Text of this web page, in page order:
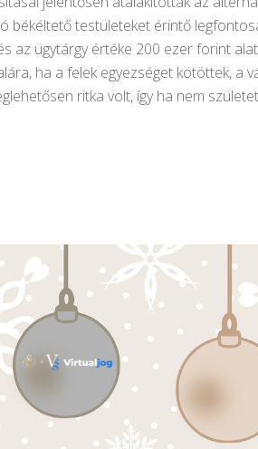
békéltető testületeket érintő
ügytárgy értéke 200 ezer forint
ha a felek egyezséget kötöttek, a
ritka volt, így ha nem